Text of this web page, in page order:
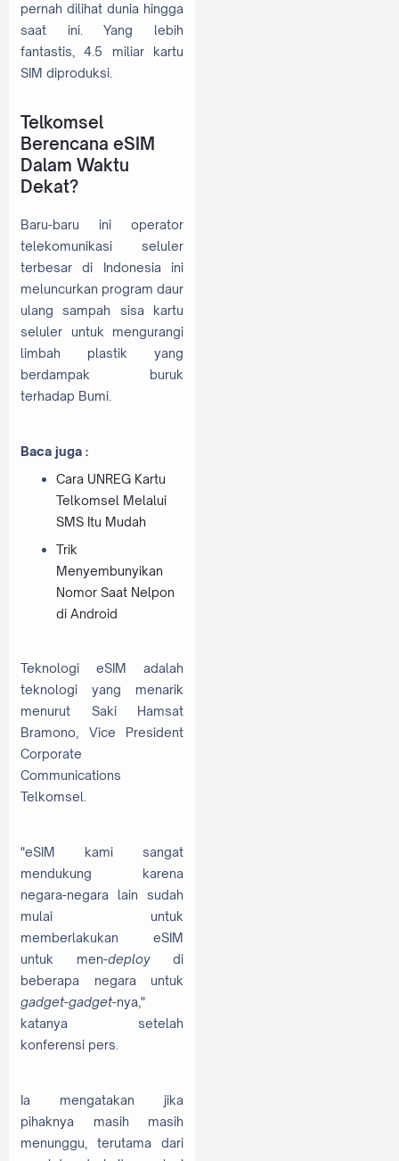
pernah dilihat dunia hingga
saat ini. Yang lebih
fantastis, 4.5 miliar kartu
SIM diproduksi.
Telkomsel
Berencana eSIM
Dalam Waktu
Dekat?
Baru-baru ini operator
telekomunikasi seluler
terbesar di Indonesia ini
meluncurkan program daur
ulang sampah sisa kartu
seluler untuk mengurangi
limbah plastik yang
berdampak buruk
terhadap Bumi.
Baca juga :
Cara UNREG Kartu
Telkomsel Melalui
SMS Itu Mudah
Trik
Menyembunyikan
Nomor Saat Nelpon
di Android
Teknologi eSIM adalah
teknologi yang menarik
menurut Saki Hamsat
Bramono, Vice President
Corporate
Communications
Telkomsel.
"eSIM kami sangat
mendukung karena
negara-negara lain sudah
mulai untuk
memberlakukan eSIM
untuk men-deploydi
beberapa negara untuk
gadget-gadget-nya,"
katanya setelah
konferensi pers.
Ia mengatakan jika
pihaknya masih masih
menunggu, terutama dari